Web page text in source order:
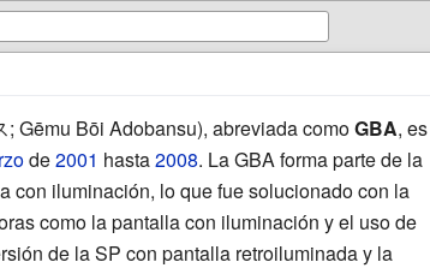
Gēmu Bōi Adobansu), abreviada comoGBA, es
de2001 hasta2008. La GBA forma parte de la
con iluminación, lo que fue solucionado con la
como la pantalla con iluminación y el uso de
de la SP con pantalla retroiluminada y la